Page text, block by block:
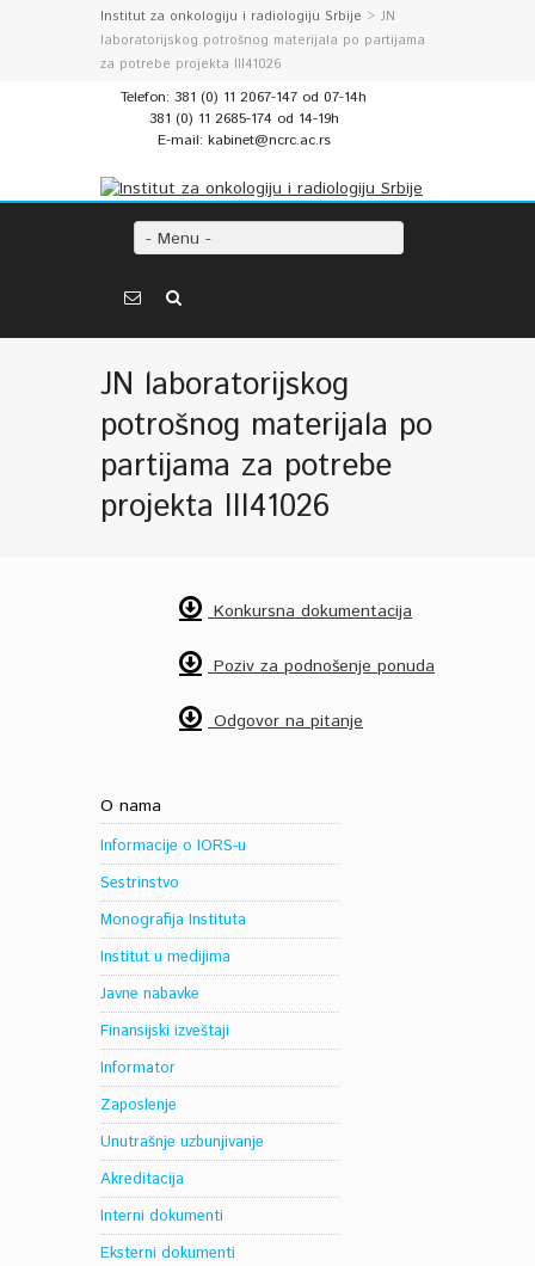
Institut za onkologiju i radiologiju Srbije > JN
laboratorijskog potrošnog materijala po partijama
za potrebe projekta III41026
Telefon: 381 (0) 11 2067-147 od 07-14h
381 (0) 11 2685-174 od 14-19h
E-mail: kabinet@ncrc.ac.rs
- Menu -
JN laboratorijskog
potrošnog materijala po
partijama za potrebe
projekta III41026
Konkursna dokumentacija
Poziv za podnošenje ponuda
Odgovor na pitanje
O nama
Informacije o IORS-u
Sestrinstvo
Monografija Instituta
Institut u medijima
Javne nabavke
Finansijski izveštaji
Informator
Zaposlenje
Unutrašnje uzbunjivanje
Akreditacija
Interni dokumenti
Eksterni dokumenti